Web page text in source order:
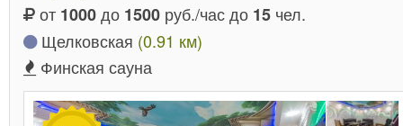
от 1000до 1500 руб./час до 15 чел.
Щелковская (0.91 км)
Финская сауна